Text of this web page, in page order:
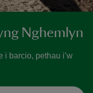
Nghemlyn
i barcio, pethau i’w